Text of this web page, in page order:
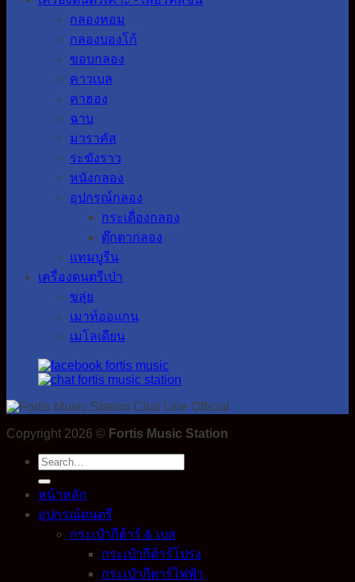
กลองทอม
กลองบองโก้
ขอบกลอง
คาวเบล
คาฮอง
ฉาบ
มาราคัส
ระฆังราว
หนังกลอง
อุปกรณ์กลอง
กระเดื่องกลอง
ตุ๊กตากลอง
แทมบูรีน
เครื่องดนตรีเป่า
ขลุ่ย
เมาท์ออแกน
เมโลเดียน
Copyright 2026 © Fortis Music Station
Search
for:
หน้าหลัก
อุปกรณ์ดนตรี
กระเป๋ากีต้าร์ & เบส
กระเป๋ากีต้าร์โปร่ง
กระเป๋ากีตาร์ไฟฟ้า